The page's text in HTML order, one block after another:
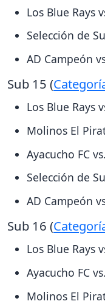
Los Blue Rays
Selección de
AD Campeón
Sub 15 (
Los Blue Rays
Molinos El
Ayacucho FC
Selección de
AD Campeón
Sub 16 (
Los Blue Rays
Ayacucho FC
Molinos El